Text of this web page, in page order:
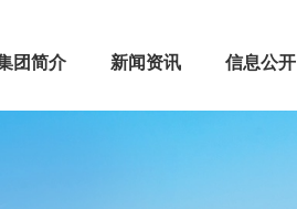
团简介 新闻资讯 信息公开